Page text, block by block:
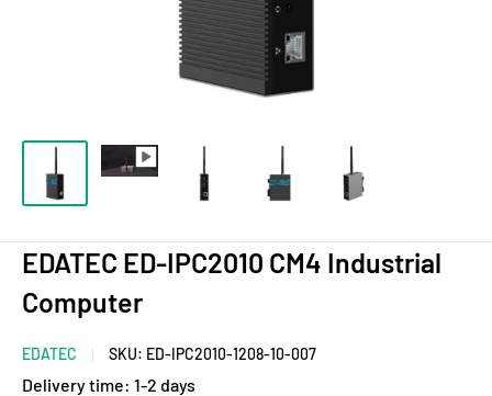
EDATEC ED-IPC2010 CM4 Industrial
Computer
EDATEC SKU: ED-IPC2010-1208-10-007
Delivery time: 1-2 days